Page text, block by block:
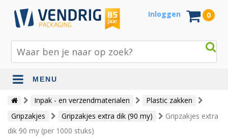
Inloggen 0
MENU
Beschermingsmateriaal
Bouw- en tuinmaterialen
Inpak - en verzendmaterialen
Plastic zakken
Gripzakjes
Gripzakjes extra dik (90 my)
Gripzakjes extra
dik 90 my (per 1000 stuks)